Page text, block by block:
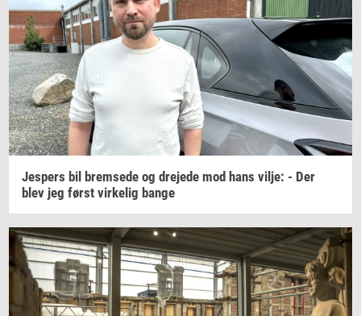
Jes­pers bil brem­se­de og dre­je­de mod hans vilje: - Der
blev jeg først vir­ke­lig bange